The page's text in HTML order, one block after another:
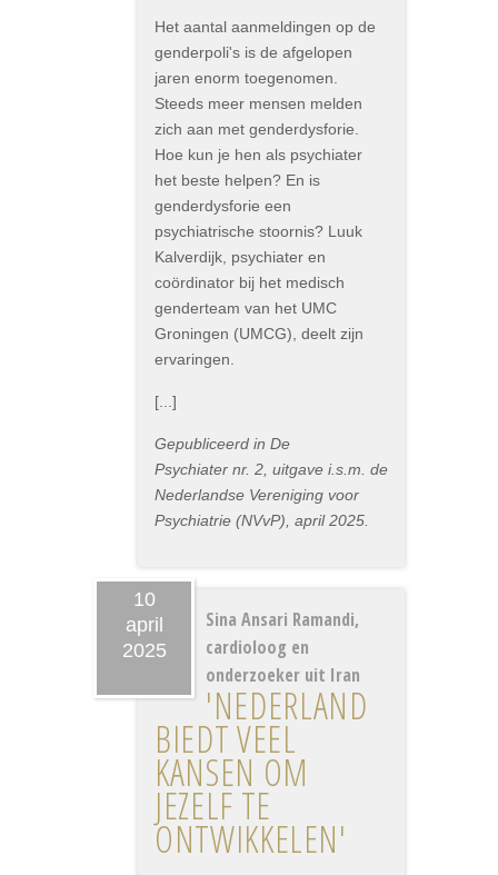
Het aantal aanmeldingen op de
genderpoli's is de afgelopen
jaren enorm toegenomen.
Steeds meer mensen melden
zich aan met genderdysforie.
Hoe kun je hen als psychiater
het beste helpen? En is
genderdysforie een
psychiatrische stoornis? Luuk
Kalverdijk, psychiater en
coördinator bij het medisch
genderteam van het UMC
Groningen (UMCG), deelt zijn
ervaringen.
[...]
Gepubliceerd in De
Psychiater nr. 2, uitgave i.s.m. de
Nederlandse Vereniging voor
Psychiatrie (NVvP), april 2025.
10
april
2025
Sina Ansari Ramandi,
cardioloog en
onderzoeker uit Iran
'NEDERLAND
BIEDT VEEL
KANSEN OM
JEZELF TE
ONTWIKKELEN'